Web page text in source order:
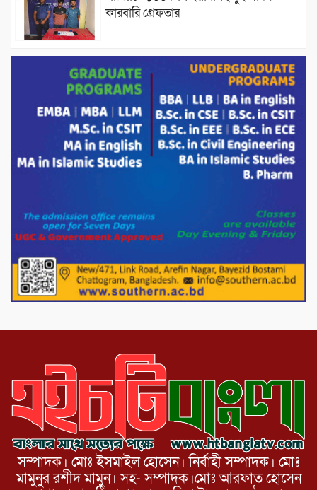
কারবারি গ্রেফতার
ড্যাবের ৩৭তম প্রতিষ্ঠাবার্ষিকীতে প্রধানমন্ত্রী
তারেক রহমান।
চন্দনাইশের হাশিমপুর ৪ নং ওয়ার্ডে ৫’শতাধিক
হতদরিদ্র পরিবারের মাঝে খাদ্যসামগ্রী বিতরণ
করেন মনজুর মোরশেদ
পরিবেশ রক্ষায় পাটগ্রামে ইহসান ইয়ুথ
মিরপুর-১১ নম্বরে দুর্বৃত্তদের গুলিতে বিএনপি
নেতা গুরুতর আহত
পাটগ্রামে চিকিৎসা সেবায় বীর মুক্তিযোদ্ধা দবির
উদ্দিন ফাউন্ডেশন
সম্পাদক। মোঃ ইসমাইল হোসেন। নির্বাহী সম্পাদক। মোঃ
মামুনুর রশীদ মামুন। সহ- সম্পাদক।মোঃ আরফাত হোসেন